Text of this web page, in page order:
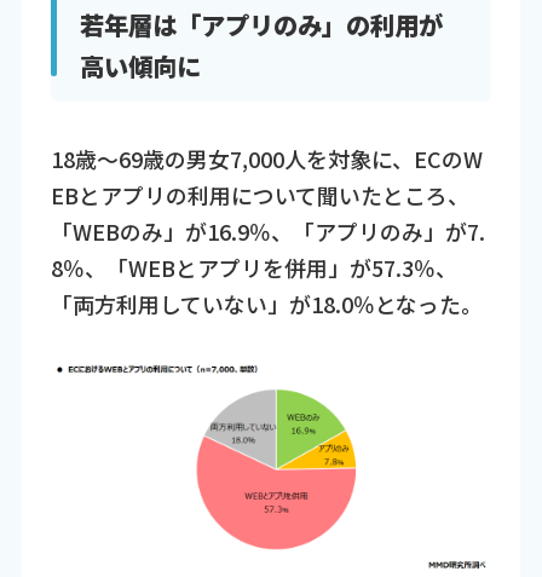
若年層は「アプリのみ」の利用が
高い傾向に
18歳～69歳の男女7,000人を対象に、ECのW
EBとアプリの利用について聞いたところ、
「WEBのみ」が16.9％、「アプリのみ」が7.
8％、「WEBとアプリを併用」が57.3％、
「両方利用していない」が18.0％となった。